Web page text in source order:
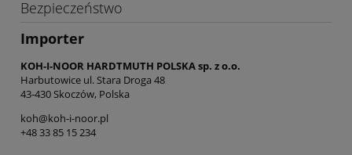
Bezpieczeństwo
Importer
KOH-I-NOOR HARDTMUTH POLSKA sp. z o.o.
Harbutowice ul. Stara Droga 48
43-430 Skoczów, Polska
koh@koh-i-noor.pl
+48 33 85 15 234